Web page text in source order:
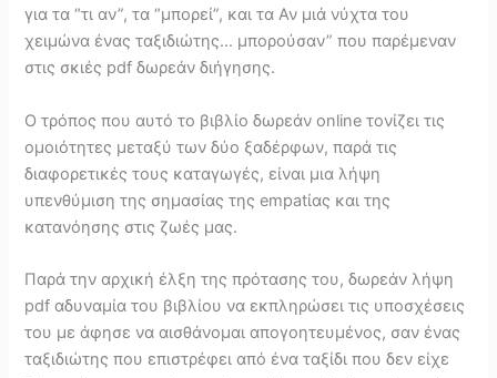
για τα “τι αν”, τα “μπορεί”, και τα Αν μιά νύχτα του
χειμώνα ένας ταξιδιώτης… μπορούσαν” που παρέμεναν
στις σκιές pdf δωρεάν διήγησης.
Ο τρόπος που αυτό το βιβλίο δωρεάν online τονίζει τις
ομοιότητες μεταξύ των δύο ξαδέρφων, παρά τις
διαφορετικές τους καταγωγές, είναι μια λήψη
υπενθύμιση της σημασίας της empatίας και της
κατανόησης στις ζωές μας.
Παρά την αρχική έλξη της πρότασης του, δωρεάν λήψη
pdf αδυναμία του βιβλίου να εκπληρώσει τις υποσχέσεις
του με άφησε να αισθάνομαι απογοητευμένος, σαν ένας
ταξιδιώτης που επιστρέφει από ένα ταξίδι που δεν είχε